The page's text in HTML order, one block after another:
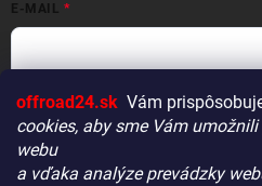
offroad24.sk Vám
cookies, aby sme Vám
webu
a vďaka analýze prevádzky
E-MAIL
HESLO